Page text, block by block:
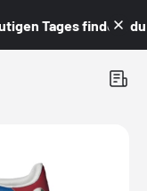
Tages findest du